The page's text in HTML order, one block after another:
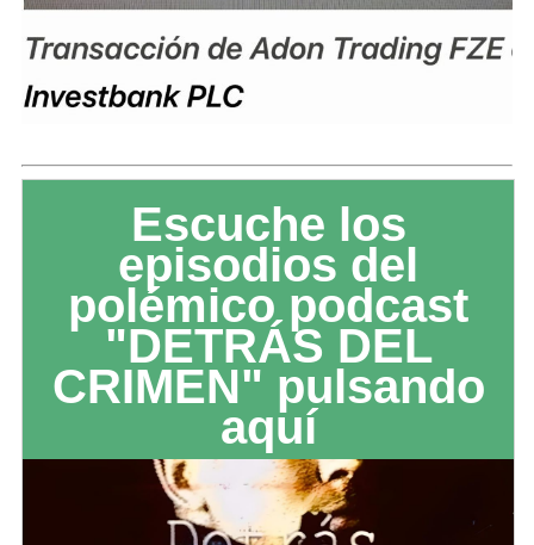
Escuche los
episodios del
polémico podcast
"DETRÁS DEL
CRIMEN" pulsando
aquí